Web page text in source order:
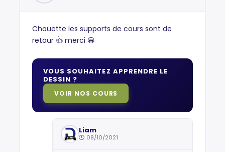
Chouette les supports de cours sont de
retour 👍 merci 😀
VOUS SOUHAITEZ APPRENDRE LE
DESSIN ?
VOIR NOS COURS
Liam
08/10/2021